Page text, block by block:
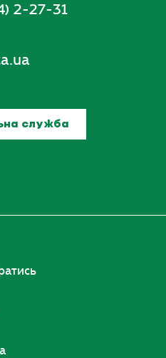
2-27-31
служба